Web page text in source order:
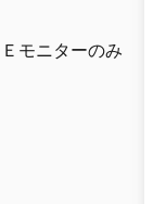
モニターのみ